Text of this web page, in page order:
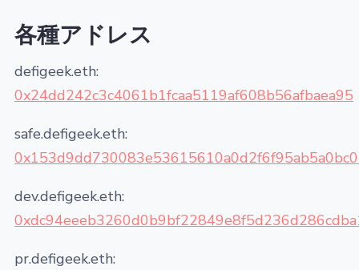
各種アドレス
defigeek.eth:
0x24dd242c3c4061b1fcaa5119af608b56afbaea95
safe.defigeek.eth:
dev.defigeek.eth:
pr.defigeek.eth: